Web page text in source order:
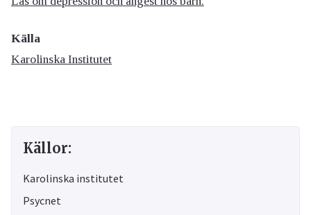
Källa
Karolinska Institutet
Källor:
Karolinska institutet
Psycnet